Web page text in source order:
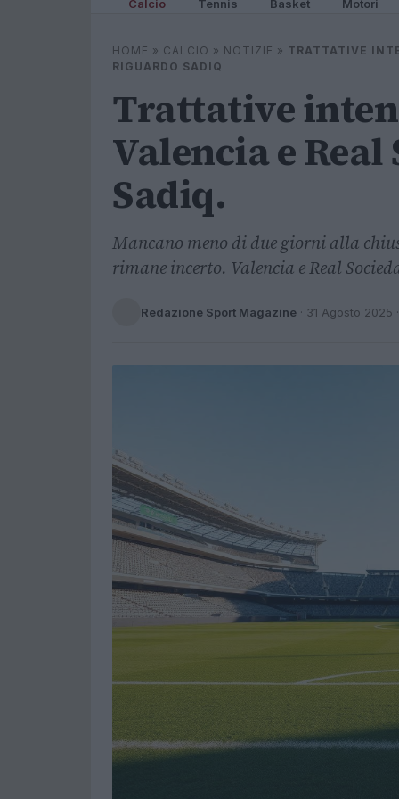
Calcio Tennis Basket Motori
HOME » CALCIO » NOTIZIE » TRATTATIVE
RIGUARDO SADIQ
Trattative
Valencia e
Sadiq.
Mancano meno di due giorni alla
rimane incerto. Valencia e Real
Redazione Sport Magazine · 31 Agosto 2025